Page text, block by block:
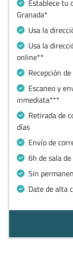
Establece tu
Granada*
Usa la
Usa la
online**
Recepción
Escaneo y
inmediata***
Retirada de
días
Envío de
6h de sala
Sin
Date de alta